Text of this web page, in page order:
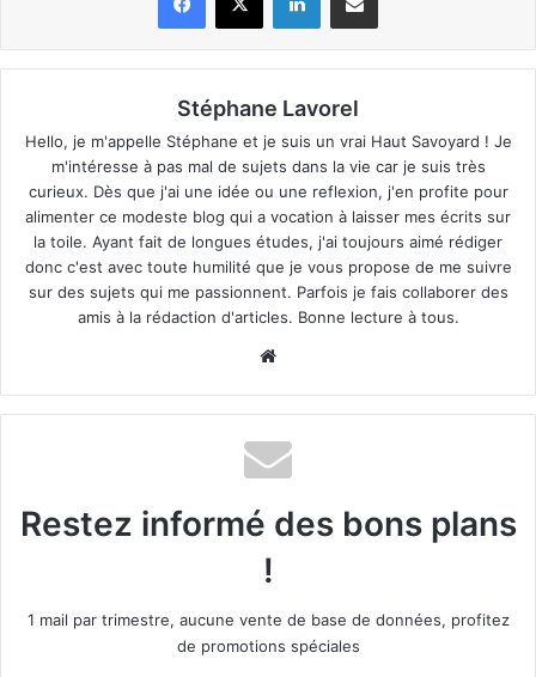
Pourquoi le logement pèse
autant sur la réussite
Un logement, ce n’est pas qu’un toit. C’est le cadre dans
lequel votre enfant va travailler, dormir et souffler.
Un coin bureau au calme change une année de révisions.
Un quartier sûr et bien desservi enlève une inquiétude, la
vôtre comme la sienne. Et un lieu où l’on croise du monde
évite l’isolement, ce piège silencieux de la première année
loin de la maison.
minutes de transport, use vite. La motivation baisse, la
fatigue s’installe. Le logement ne fait pas réussir à lui seul,
mais un mauvais logement peut faire décrocher.
Les critères à vérifier avant de
Avant de vous engager, passez en revue quelques points
Stéphane Lavorel
Hello, je m'appelle Stéphane et je suis un vrai Haut Savoyard ! Je
m'intéresse à pas mal de sujets dans la vie car je suis très
curieux. Dès que j'ai une idée ou une reflexion, j'en profite pour
alimenter ce modeste blog qui a vocation à laisser mes écrits sur
la toile. Ayant fait de longues études, j'ai toujours aimé rédiger
donc c'est avec toute humilité que je vous propose de me suivre
sur des sujets qui me passionnent. Parfois je fais collaborer des
amis à la rédaction d'articles. Bonne lecture à tous.
Restez informé des bons plans
!
1 mail par trimestre, aucune vente de base de données, profitez
de promotions spéciales